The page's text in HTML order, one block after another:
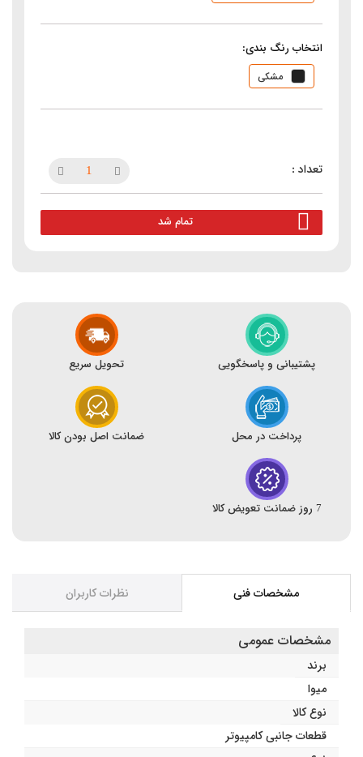
انتخاب رنگ بندی:
مشکی
تمام شد
پشتیبانی و پاسخگویی تحویل سریع
پرداخت در محل ضمانت اصل بودن کالا
7 روز ضمانت تعویض کالا
مشخصات فنی نظرات کاربران
مشخصات عمومی
برند
میوا
نوع کالا
قطعات جانبی کامپیوتر